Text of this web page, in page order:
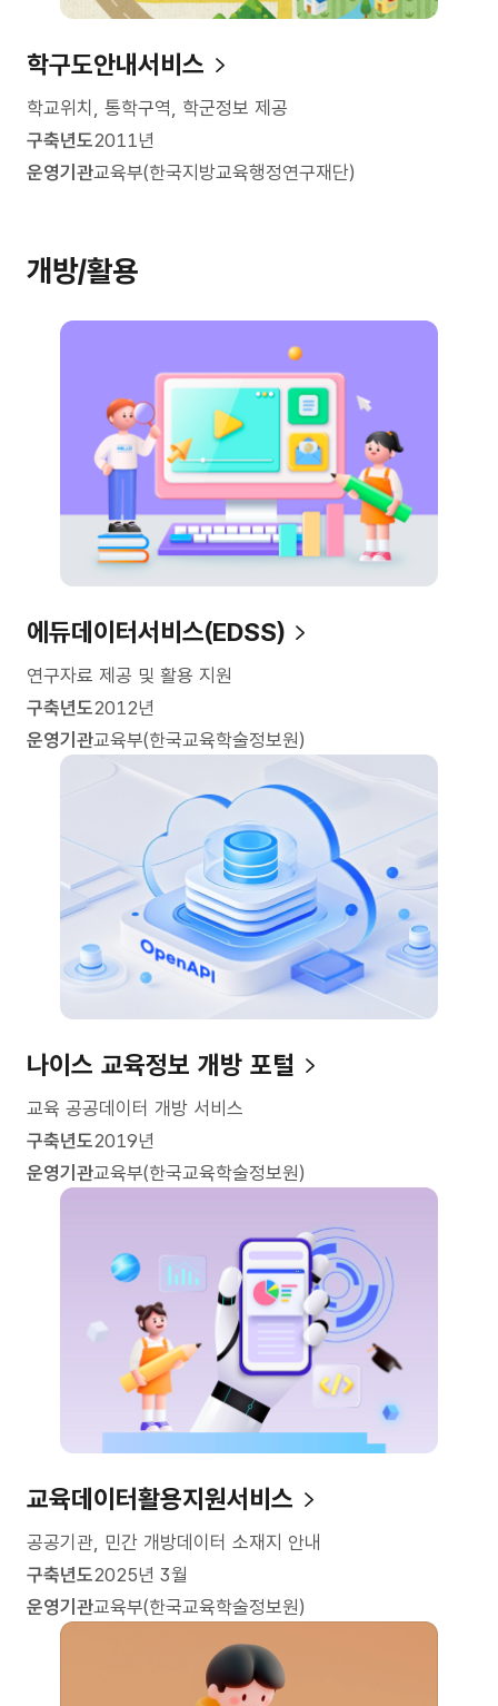
학구도안내서비스
학교위치, 통학구역, 학군정보 제공
구축년도2011년
운영기관교육부(한국지방교육행정연구재단)
개방/활용
에듀데이터서비스(EDSS)
연구자료 제공 및 활용 지원
구축년도2012년
운영기관교육부(한국교육학술정보원)
나이스 교육정보 개방 포털
교육 공공데이터 개방 서비스
구축년도2019년
운영기관교육부(한국교육학술정보원)
교육데이터활용지원서비스
공공기관, 민간 개방데이터 소재지 안내
구축년도2025년 3월
운영기관교육부(한국교육학술정보원)